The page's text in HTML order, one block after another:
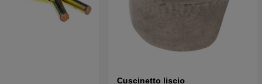
Cuscinetto liscio